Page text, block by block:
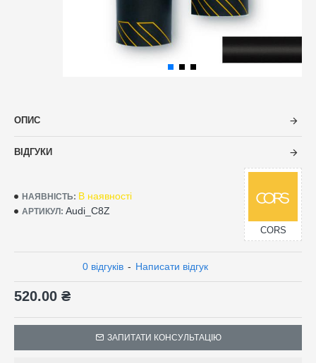
ОПИС
ВІДГУКИ
НАЯВНІСТЬ: В наявності
АРТИКУЛ: Audi_C8Z
CORS
0 відгуків - Написати відгук
520.00 ₴
ЗАПИТАТИ КОНСУЛЬТАЦІЮ